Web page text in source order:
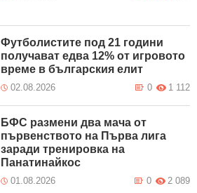
Футболистите под 21 години
получават едва 12% от игровото
време в българския елит
02.08.2026 1 112
0
БФС размени два мача от
първенството на Първа лига
заради тренировка на
Панатинайкос
01.08.2026 2 089
0